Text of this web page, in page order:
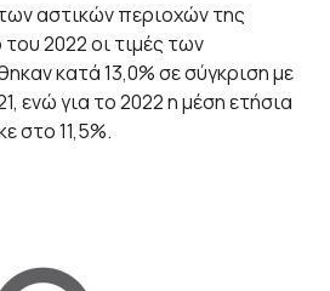
αστικών περιοχών της
2022 οι τιμές των
κατά 13,0% σε σύγκριση με
ενώ για το 2022 η μέση ετήσια
στο 11,5%.